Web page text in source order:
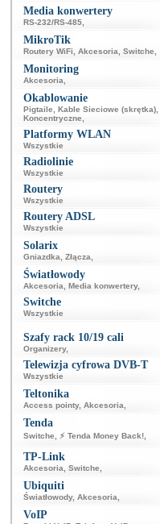
Media konwertery
RS-232/RS-485
MikroTik
Routery WiFi Akcesoria Switche
Monitoring
Akcesoria
Okablowanie
Pigtaile Kable Sieciowe (skrętka)
Koncentryczne
Platformy WLAN
Wszystkie
Radiolinie
Wszystkie
Routery
Wszystkie
Routery ADSL
Wszystkie
Solarix
Gniazdka Złącza
Światłowody
Akcesoria Media konwertery,
Switche
Wszystkie
Szafy rack 10/19 cali
Organizery,
Telewizja cyfrowa DVB-T
Wszystkie
Teltonika
Access pointy, Akcesoria
Tenda
Switche ⚡ Tenda Money Back!
TP-Link
Akcesoria Switche
Ubiquiti
Światłowody, Akcesoria
VoIP